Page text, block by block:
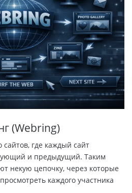
(Webring)
где каждый сайт
и предыдущий. Таким
некую цепочку, через которые
каждого участника